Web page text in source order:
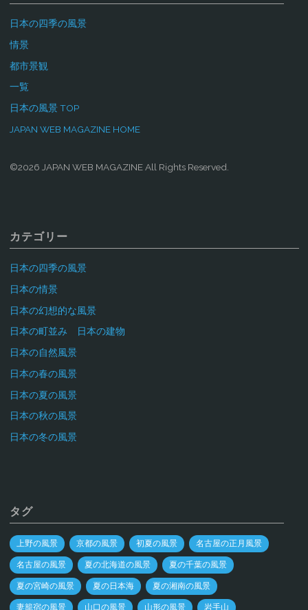
日本の四季の風景
情景
都市景観
一覧
日本の風景 TOP
JAPAN WEB MAGAZINE HOME
©2026 JAPAN WEB MAGAZINE All Rights Reserved.
カテゴリー
日本の四季の風景
日本の情景
日本の幻想的な風景
日本の町並み 日本の建物
日本の自然風景
日本の春の風景
日本の夏の風景
日本の秋の風景
日本の冬の風景
タグ
上野の風景 京都の風景 初夏の風景 名古屋の正月風景
名古屋の風景 夏の北海道の風景 夏の千葉の風景
夏の宮崎の風景 夏の日本海 夏の湘南の風景
妻籠宿の風景 山口の風景 山形の風景 岩手山